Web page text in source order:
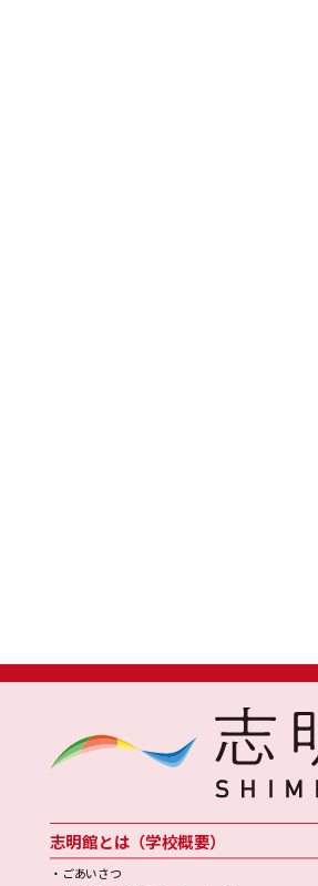
志明館とは（学校概要）
・ごあいさつ